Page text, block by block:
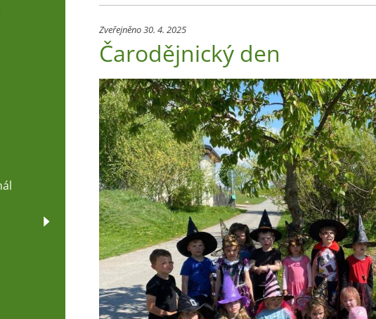
Zveřejněno 30. 4. 2025
Čarodějnický den